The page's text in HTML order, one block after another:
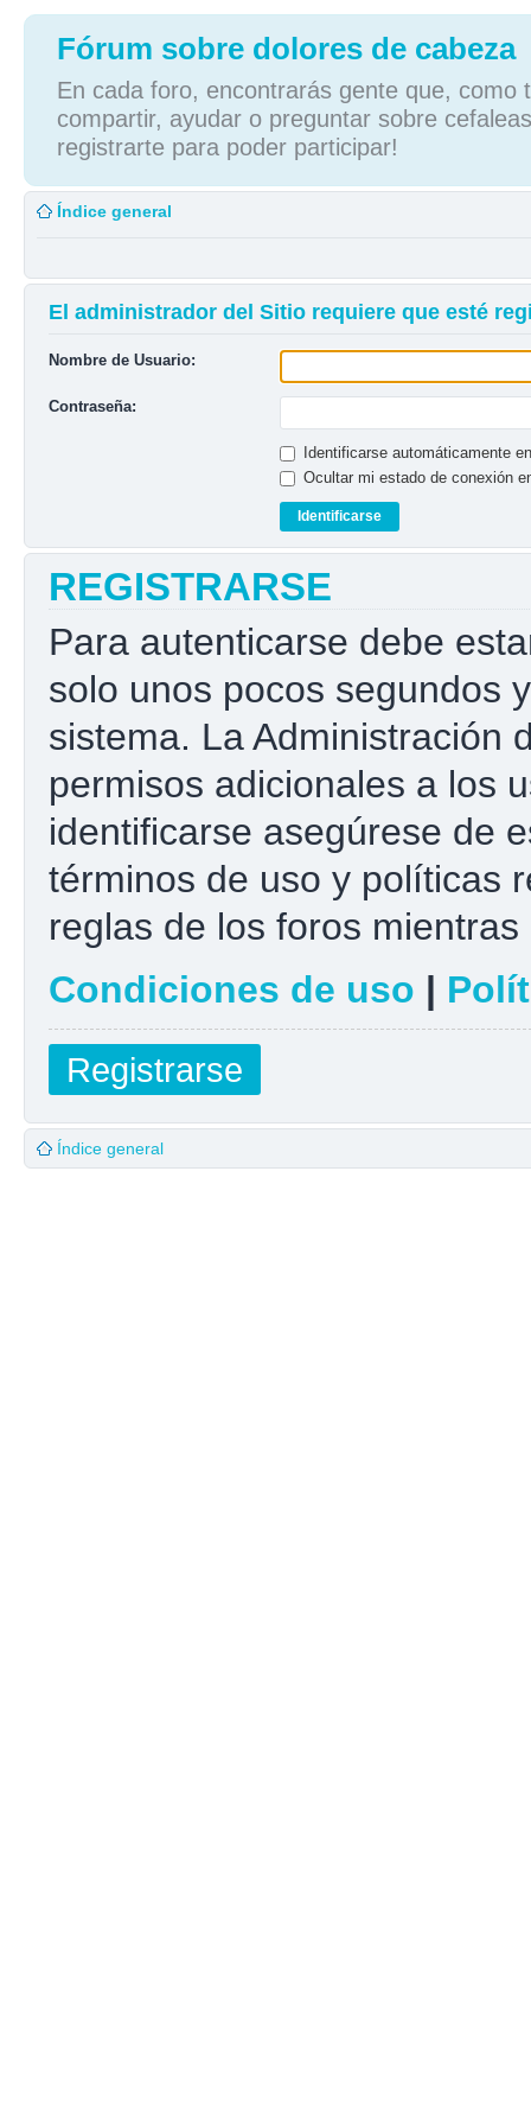
Fórum sobre dolores de cabeza
En cada foro, encontrarás gente que, como
compartir, ayudar o preguntar sobre
registrarte para poder participar!
Índice general
El administrador del Sitio requiere que esté
Nombre de Usuario:
Contraseña:
Identificarse automáticamente
Ocultar mi estado de conexión
REGISTRARSE
Para autenticarse debe
solo unos pocos segundos
sistema. La Administración
permisos adicionales a los
identificarse asegúrese de
términos de uso y políticas
reglas de los foros
Condiciones de uso |
Registrarse
Índice general